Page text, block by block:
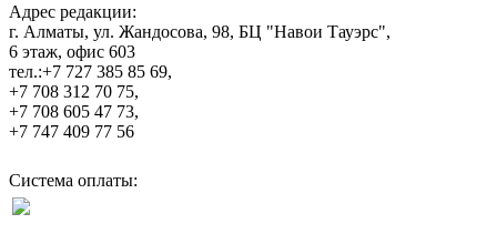
Адрес редакции:
г. Алматы, ул. Жандосова, 98, БЦ "Навои Тауэрс",
6 этаж, офис 603
тел.:+7 727 385 85 69,
+7 708 312 70 75,
+7 708 605 47 73,
+7 747 409 77 56
Система оплаты: